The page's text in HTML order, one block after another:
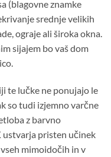
(blagovne znamke
srednje velikih
ograje ali široka okna.
sijajem bo vaš dom
te lučke ne ponujajo le
so tudi izjemno varčne
z barvno
pristen učinek
mimoidočih in v